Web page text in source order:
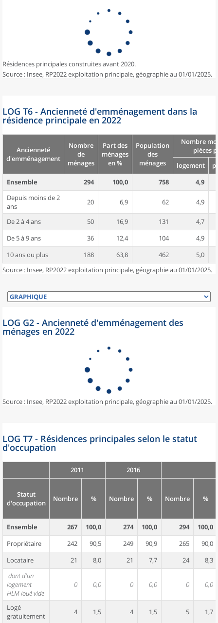
Résidences principales construites avant 2020.
Source : Insee, RP2022 exploitation principale, géographie au 01/01/2025.
LOG T6 - Ancienneté d'emménagement dans la
résidence principale en 2022
Ancienneté
d'emménagement
Nombre
de
ménages
Part des
ménages
en %
Population
des
ménages
Nombre
pièces
logement
Ensemble
294 100,0 758
4,9
Depuis moins de 2
ans
20 6,9 62 4,9
De 2 à 4 ans 50 16,9 131
4,7
De 5 à 9 ans
36 12,4 104
4,9
10 ans ou plus
188 63,8 462
5,0
Source : Insee, RP2022 exploitation principale, géographie au 01/01/2025.
LOG G2 - Ancienneté d'emménagement des
ménages en 2022
Source : Insee, RP2022 exploitation principale, géographie au 01/01/2025.
LOG T7 - Résidences principales selon le statut
d'occupation
2011 2016
Statut
d'occupation
Nombre % Nombre % Nombre %
Ensemble 267 100,0 274 100,0 294
100,0
Propriétaire
242 90,5 249 90,9 265
90,0
Locataire
21 8,0 21 7,7 24
8,3
dont d'un
logement
HLM loué vide
0 0,0 0 0,0 0 0,0
Logé
gratuitement
4 1,5 4 1,5 5 1,7